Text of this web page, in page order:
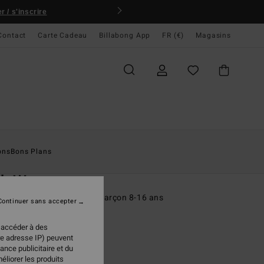
/ s'inscrire
Carte Cadeau Billabong App FR (€) Magasins
Bons Plans
Wave
à manches courtes Noir Garçon 8-16 ans
€
à des
adresse IP) peuvent
publicitaire et du
les produits
sans accepter